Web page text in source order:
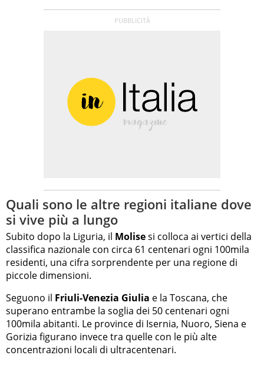
Quali sono le altre regioni italiane dove
si vive più a lungo
Subito dopo la Liguria, il Molisesi colloca ai vertici della
classifica nazionale con circa 61 centenari ogni 100mila
residenti, una cifra sorprendente per una regione di
piccole dimensioni.
Seguono il Friuli-Venezia Giulia e la Toscana, che
superano entrambe la soglia dei 50 centenari ogni
100mila abitanti. Le province di Isernia, Nuoro, Siena e
Gorizia figurano invece tra quelle con le più alte
concentrazioni locali di ultracentenari.